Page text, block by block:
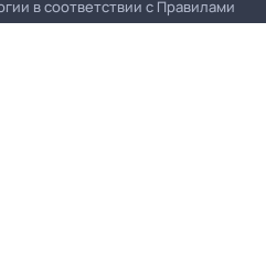
в соответствии с Правилами